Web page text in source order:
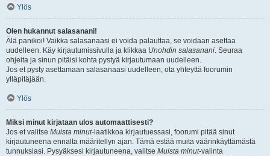
Ylös
Olen hukannut salasanani!
Älä panikoi! Vaikka salasanaasi ei voida palauttaa, se voidaan asettaa
uudelleen. Käy kirjautumissivulla ja klikkaa Unohdin salasanani. Seuraa
ohjeita ja sinun pitäisi kohta pystyä kirjautumaan uudelleen.
Jos et pysty asettamaan salasanaasi uudelleen, ota yhteyttä foorumin
ylläpitäjään.
Ylös
Miksi minut kirjataan ulos automaattisesti?
Jos et valitse Muista minut-laatikkoa kirjautuessasi, foorumi pitää sinut
kirjautuneena ennalta määritellyn ajan. Tämä estää muita väärinkäyttämästä
tunnuksiasi. Pysyäksesi kirjautuneena, valitse Muista minut-valinta